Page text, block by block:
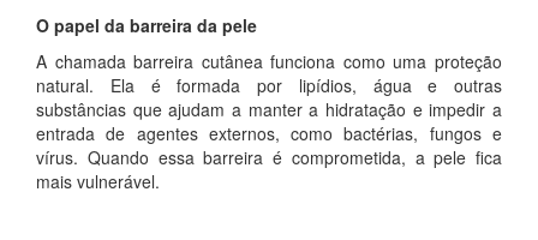
O papel da barreira da pele
A chamada barreira cutânea funciona como uma proteção
natural. Ela é formada por lipídios, água e outras
substâncias que ajudam a manter a hidratação e impedir a
entrada de agentes externos, como bactérias, fungos e
vírus. Quando essa barreira é comprometida, a pele fica
mais vulnerável.